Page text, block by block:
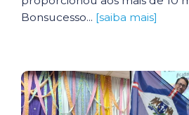
Bonsucesso... [saiba mais]